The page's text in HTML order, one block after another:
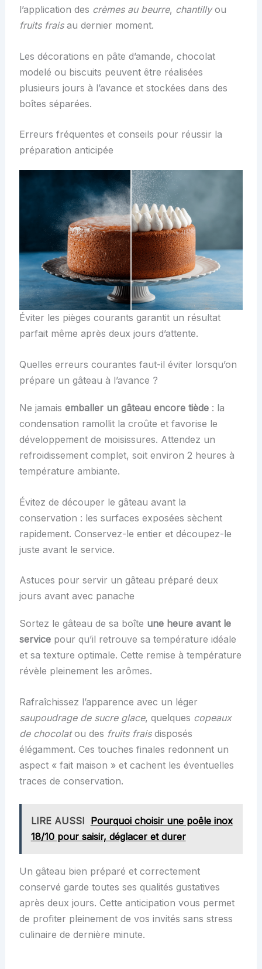
l’application des crèmes au beurre, chantillyou
fruits fraisau dernier moment.
Les décorations en pâte d’amande, chocolat
modelé ou biscuits peuvent être réalisées
plusieurs jours à l’avance et stockées dans des
boîtes séparées.
Erreurs fréquentes et conseils pour réussir la
préparation anticipée
Éviter les pièges courants garantit un résultat
parfait même après deux jours d’attente.
Quelles erreurs courantes faut-il éviter lorsqu’on
prépare un gâteau à l’avance ?
Ne jamais emballer un gâteau encore tiède: la
condensation ramollit la croûte et favorise le
développement de moisissures. Attendez un
refroidissement complet, soit environ 2 heures à
température ambiante.
Évitez de découper le gâteau avant la
conservation : les surfaces exposées sèchent
rapidement. Conservez-le entier et découpez-le
juste avant le service.
Astuces pour servir un gâteau préparé deux
jours avant avec panache
Sortez le gâteau de sa boîte une heure avant le
servicepour qu’il retrouve sa température idéale
et sa texture optimale. Cette remise à température
révèle pleinement les arômes.
Rafraîchissez l’apparence avec un léger
saupoudrage de sucre glace, quelques copeaux
de chocolatou des fruits fraisdisposés
élégamment. Ces touches finales redonnent un
aspect « fait maison » et cachent les éventuelles
traces de conservation.
LIRE AUSSI Pourquoi choisir une poêle inox
18/10 pour saisir, déglacer et durer
Un gâteau bien préparé et correctement
conservé garde toutes ses qualités gustatives
après deux jours. Cette anticipation vous permet
de profiter pleinement de vos invités sans stress
culinaire de dernière minute.